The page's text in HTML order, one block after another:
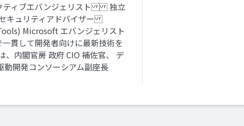
ティブエバンジェリスト 独立
キュリティアドバイザー
Microsoft エバンジェリスト
貫して開発者向けに最新技術を
、内閣官房 政府 CIO 補佐官、 デ
動開発コンソーシアム副座長